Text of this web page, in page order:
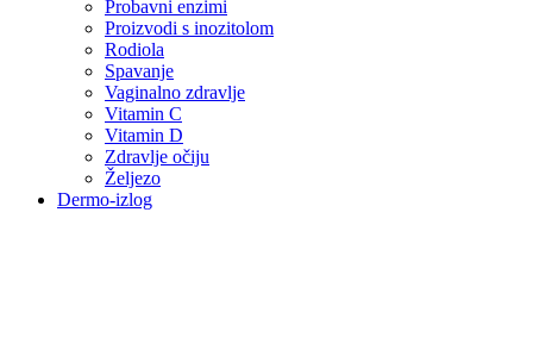
Probavni enzimi
Proizvodi s inozitolom
Rodiola
Spavanje
Vaginalno zdravlje
Vitamin C
Vitamin D
Zdravlje očiju
Željezo
Dermo-izlog